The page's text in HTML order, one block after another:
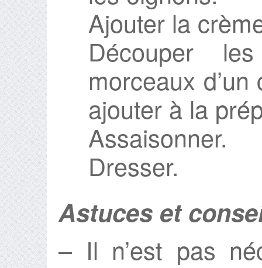
Ajouter la
Découper
morceaux
ajouter à la
Assaisonner.
Dresser.
Astuces et
– Il n’est pas